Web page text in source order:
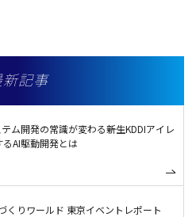
新記事
ム開発の常識が変わる――新生KDDIアイレ
るAI駆動開発とは
くりワールド 東京イベントレポート